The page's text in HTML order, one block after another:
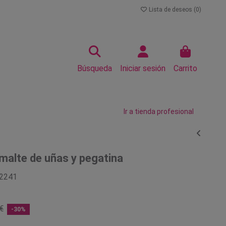
Lista de deseos (0)
Búsqueda Iniciar sesión Carrito
Ir a tienda profesional
de uñas y pegatina
-30%